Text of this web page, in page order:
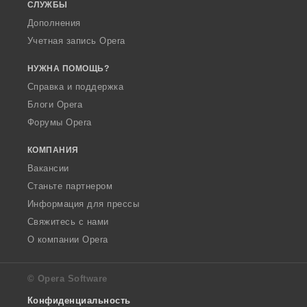
СЛУЖБЫ
Дополнения
Учетная запись Opera
НУЖНА ПОМОЩЬ?
Справка и поддержка
Блоги Opera
Форумы Opera
КОМПАНИЯ
Вакансии
Станьте партнером
Информация для прессы
Свяжитесь с нами
О компании Opera
© Opera Software
Конфиденциальность